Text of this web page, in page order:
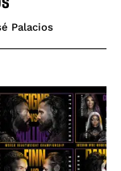
Palacios